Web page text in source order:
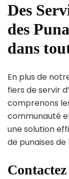
Des
des
dans
En plus de
fiers de servir
comprenons
communauté
une solution
de punaises de